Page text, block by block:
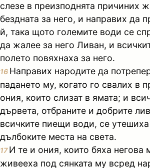
слезе в преизподнята причиних
бездната за него, и направих да
й, така щото големите води се
да жалее за него Ливан, и
полето повяхнаха за него.
16 Направих народите да
падането му, когато го свалих в
ония, които слизат в ямата; и
дървета, отбраните и добрите
всичките пиещи води, се
дълбоките места на света.
17И те и ония, които бяха негова
живееха под сянката му всред